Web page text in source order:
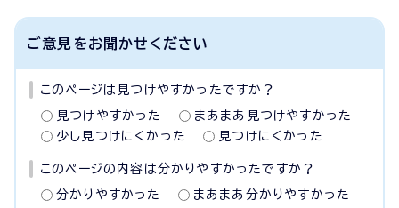
ご意見をお聞かせください
このページは見つけやすかったですか？
見つけやすかった
まあまあ見つけやすかった
少し見つけにくかった
見つけにくかった
このページの内容は分かりやすかったですか？
分かりやすかった
まあまあ分かりやすかった